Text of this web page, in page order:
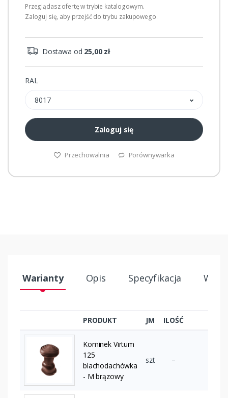
Przeglądasz ofertę w trybie katalogowym.
Zaloguj się, aby przejść do trybu zakupowego.
Dostawa od 25,00 zł
RAL
8017
Zaloguj się
Przechowalnia Porównywarka
Warianty Opis Specyfikacja
PRODUKT JM ILOŚĆ
Kominek Virtum
125
blachodachówka
- M brązowy
szt –